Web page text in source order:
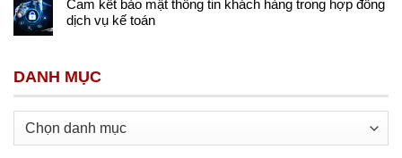
Cam kết bảo mật thông tin khách hàng trong hợp đồng
dịch vụ kế toán
DANH MỤC
Danh